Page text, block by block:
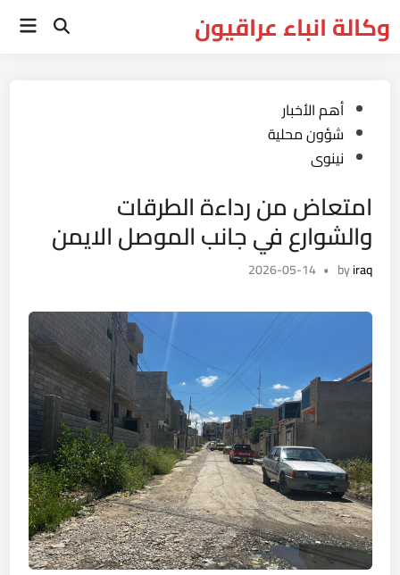
toوكالة انباء عراقيون Open
Posted
in
أهم الأخبار
شؤون محلية
نينوى
امتعاض من رداءة الطرقات
والشوارع في جانب الموصل الايمن
byiraq
•
2026-05-14